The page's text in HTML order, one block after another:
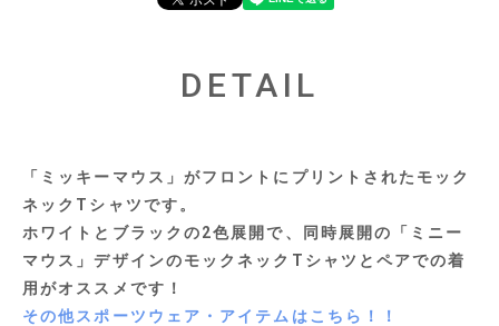
DETAIL
「ミッキーマウス」がフロントにプリントされたモック
ネックTシャツです。
ホワイトとブラックの2色展開で、同時展開の「ミニー
マウス」デザインのモックネックTシャツとペアでの着
用がオススメです！
その他スポーツウェア・アイテムはこちら！！